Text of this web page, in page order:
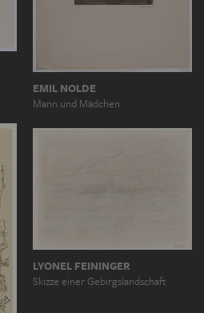
EMIL NOLDE
Mann und Mädchen
LYONEL FEININGER
Skizze einer Gebirgslandschaft